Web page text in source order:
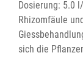
Dosierung: 5.0
Rhizomfäule
sich die